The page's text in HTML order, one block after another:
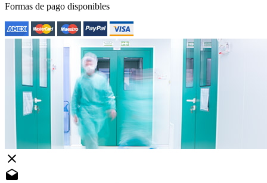
Formas de pago disponibles
close
drafts